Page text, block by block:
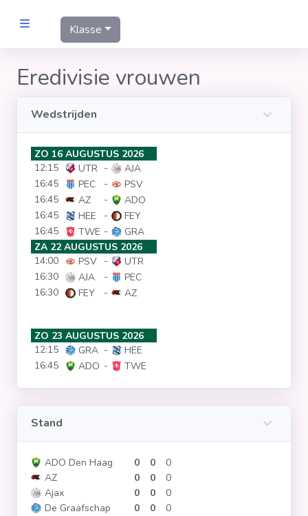
Statistieken
Voetbalpiramide
VROUWEN
Clubs
Wedstrijden
Voetbalpiramide
Overige links
Klasse
Eredivisie vrouwen
Wedstrijden
ZO 16 AUGUSTUS 2026
12:15
UTR -
AJA
16:45
PEC -
PSV
16:45
AZ -
ADO
16:45
HEE -
FEY
16:45
TWE -
GRA
ZA 22 AUGUSTUS 2026
14:00
PSV -
UTR
16:30
AJA -
PEC
16:30
FEY - AZ
ZO 23 AUGUSTUS 2026
12:15
GRA -
HEE
16:45
ADO - TWE
Stand
ADO Den Haag 0 0
0
AZ
0 0
0
Ajax
0 0
0
De Graafschap
0 0
0